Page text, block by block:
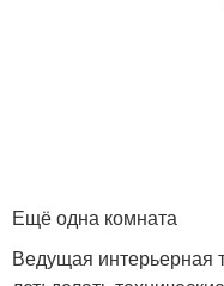
Ещё одна комната
Ведущая интерьерная